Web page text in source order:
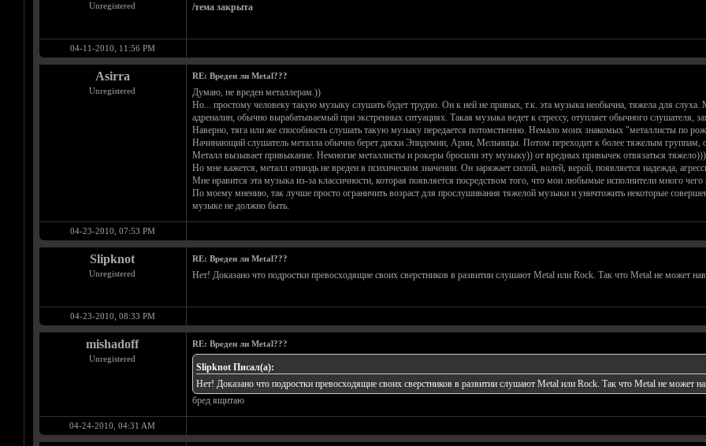
Unregistered /тема закрыта
04-11-2010, 11:56 PM
Asirra
Unregistered
RE: Вреден ли Metal???
Думаю, не вреден металлерам.))
Но... простому человеку такую музыку слушать будет трудно. Он к ней не привых, т.к. эта музыка необычна, тяжела для слуха.
адреналин, обычно вырабатываемый при экстренных ситуациях. Такая музыка ведет к стрессу, отупляет обычного слушателя,
Наверно, тяга или же способность слушать такую музыку передается потомственно. Немало моих знакомых "металлисты по
Начинающий слушатель металла обычно берет диски Эпидемии, Арии, Мельницы. Потом переходит к более тяжелым группам,
Металл вызывает привыкание. Немногие металлисты и рокеры бросили эту музыку)) от вредных привычек отвязаться тяжело)))
Но мне кажется, металл отнюдь не вреден в психическом значении. Он заряжает силой, волей, верой, появляется надежда,
Мне нравится эта музыка из-за классичности, которая появляется посредством того, что мои любымые исполнители много чего
По моему мнению, так лучше просто ограничить возраст для прослушивания тяжелой музыки и уничтожить некоторые
музыке не должно быть.
04-23-2010, 07:53 PM
Slipknot
Unregistered
RE: Вреден ли Metal???
Нет! Доказано что подростки превосходящие своих сверстников в развитии слушают Metal или Rock. Так что Metal не может
04-23-2010, 08:33 PM
mishadoff
Unregistered
RE: Вреден ли Metal???
Slipknot Писал(а):
Нет! Доказано что подростки превосходящие своих сверстников в развитии слушают Metal или Rock. Так что Metal не может
бред ящитаю
04-24-2010, 04:31 AM